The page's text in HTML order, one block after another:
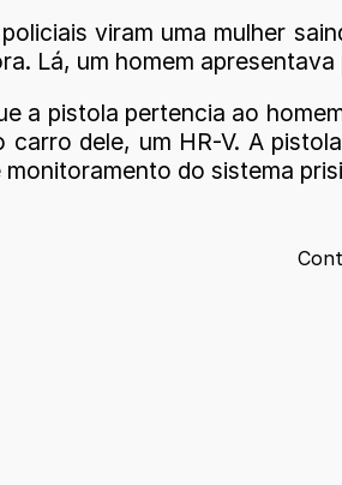
viram uma mulher
Lá, um homem
a pistola pertencia ao
dele, um HR-V. A
do sistema